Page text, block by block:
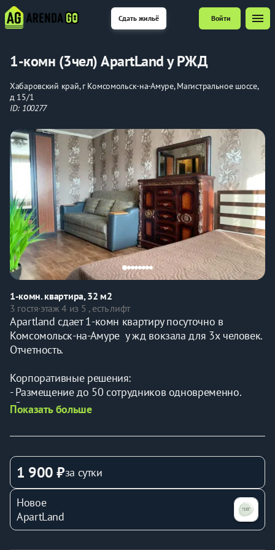
Сдать жильё Войти menu
1-комн (3чел) ApartLand у РЖД
Хабаровский край, г Комсомольск-на-Амуре, Магистральное шоссе,
д 15/1
ID: 100277
1-комн. квартира, 32 м2
3 гостя·этаж 4 из 5 , есть лифт
Apartland сдает 1-комн квартиру посуточно в
Комсомольск-на-Амуре  у жд вокзала для 3х человек.
Отчетность.
Корпоративные решения:
- Размещение до 50 сотрудников одновременно.
- Разные варианты – от эконом до премиум.
бюджет
Наши гости:
* Командированные (рядом автобусные остановки с
беспересадочными маршрутами до
Судостроительного завода АСЗ, Газпром, НПЗ
Роснефть, ГСС, АЗиГ, РЖД - управление, локомотивное
депо, учебный центр).
Показать больше
1 900 ₽за сутки
Новое
ApartLand